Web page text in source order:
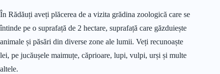
În Rădăuți aveți plăcerea de a vizita grădina zoologică care se
întinde pe o suprafață de 2 hectare, suprafață care găzduiește
animale și păsări din diverse zone ale lumii. Veți recunoaște
lei, pe jucăușele maimuțe, căprioare, lupi, vulpi, urși și multe
altele.